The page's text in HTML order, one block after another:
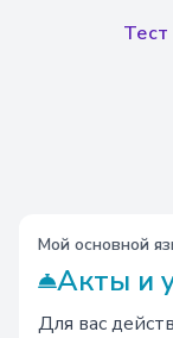
Мой основной
Акты и
Для вас